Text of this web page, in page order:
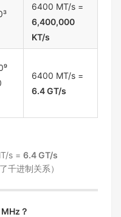
6400 MT/s =
6,400,000
KT/s
6400 MT/s =
6.4 GT/s
s = 6.4 GT/s
千进制关系）
？